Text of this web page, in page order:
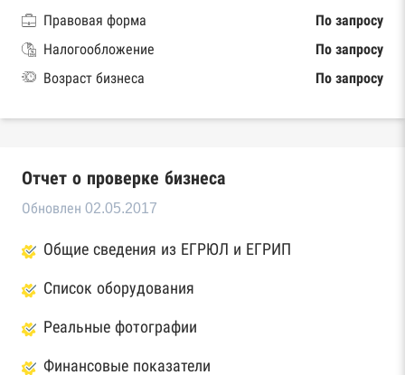
Правовая форма
По запросу
Налогообложение
По запросу
Возраст бизнеса
По запросу
Отчет о проверке бизнеса
Обновлен 02.05.2017
Общие сведения из ЕГРЮЛ и ЕГРИП
Список оборудования
Реальные фотографии
Финансовые показатели